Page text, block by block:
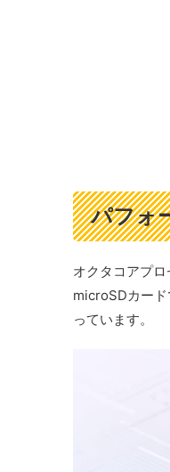
パフォ
オクタコアプ
microSDカー
っています。